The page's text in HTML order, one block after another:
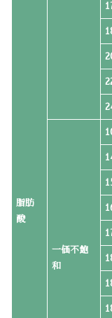
脂肪
酸
一価不飽
和